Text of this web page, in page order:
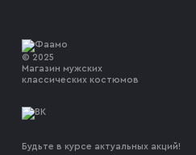
© 2025
Магазин мужских
классических костюмов
Будьте в курсе актуальных акций!